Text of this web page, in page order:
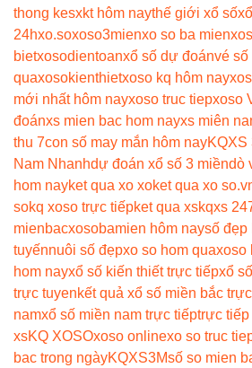
thong kesxkt hôm naythế giới xổ số
24hxo.soxoso3mienxo so ba mien
bietxosodientoanxổ số dự đoánvé số
quaxosokienthietxoso kq hôm nay
mới nhất hôm nayxoso truc tiepxoso
đoánxs mien bac hom nayxs miên
thu 7con số may mắn hôm nayKQXS
Nam Nhanhdự đoán xổ số 3 miềndò
hom nayket qua xo xoket qua xo
sokq xoso trực tiếpket qua xskqxs
mienbacxosobamien hôm naysố đẹp
tuyếnnuôi số đẹpxo so hom quaxoso
hom nayxổ số kiến thiết trực tiếpxổ
trực tuyenkết quả xổ số miền bắc
namxổ số miền nam trực tiếptrực tiếp
xsKQ XOSOxoso onlinexo so truc
bac trong ngàyKQXS3Msố so mien